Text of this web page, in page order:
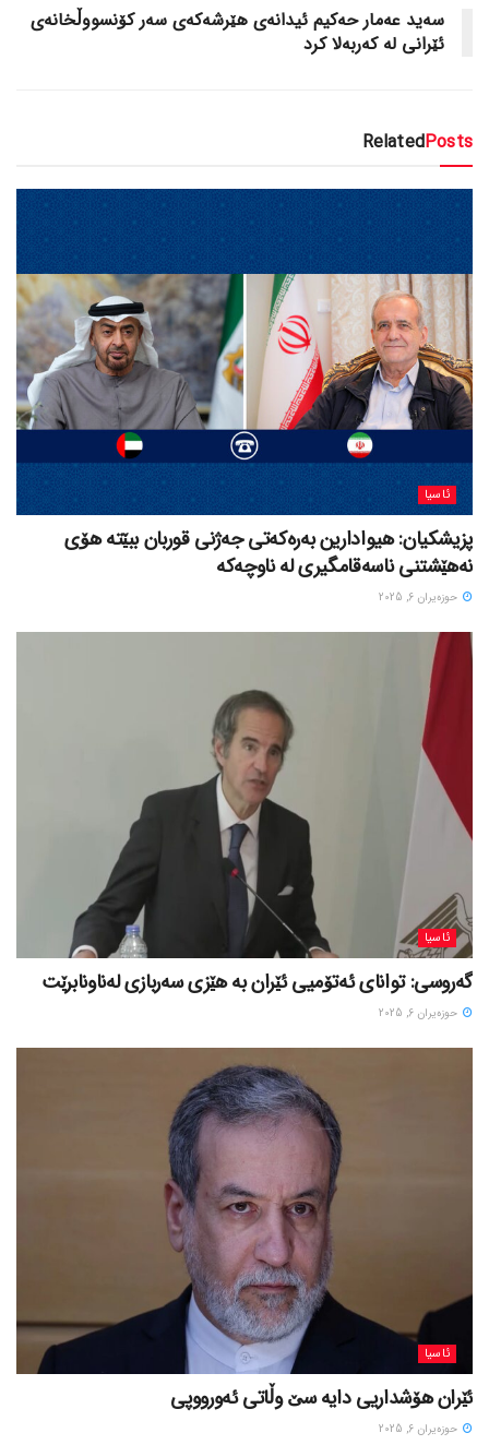
سەید عەمار حەکیم ئیدانەی هێرشەکەی سەر کۆنسووڵخانەی
ئێرانی لە کەربەلا کرد
RelatedPosts
ئاسیا
پزیشکیان: هیوادارین بەرەکەتی جەژنی قوربان ببێتە هۆی
نەهێشتنی ناسەقامگیری لە ناوچەکە
حوزه‌یران 6, 2025
ئاسیا
گەروسی: توانای ئەتۆمیی ئێران بە هێزی سەربازی لەناونابرێت
حوزه‌یران 6, 2025
ئاسیا
ئێران هۆشداریی دایە سێ وڵاتی ئەورووپی
حوزه‌یران 6, 2025